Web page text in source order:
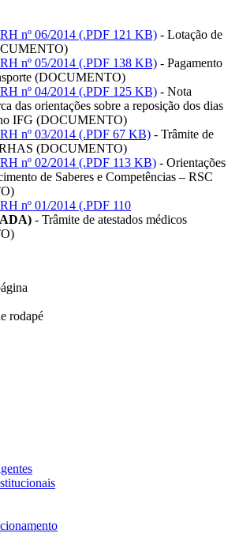
nº 06/2014 (.PDF 121 KB) - Lotação de
nº 05/2014 (.PDF 138 KB) - Pagamento
(DOCUMENTO)
nº 04/2014 (.PDF 125 KB) - Nota
das orientações sobre a reposição dos dias
IFG (DOCUMENTO)
nº 03/2014 (.PDF 67 KB) - Trâmite de
(DOCUMENTO)
nº 02/2014 (.PDF 113 KB) - Orientações
de Saberes e Competências – RSC
nº 01/2014 (.PDF 110
- Trâmite de atestados médicos
rodapé